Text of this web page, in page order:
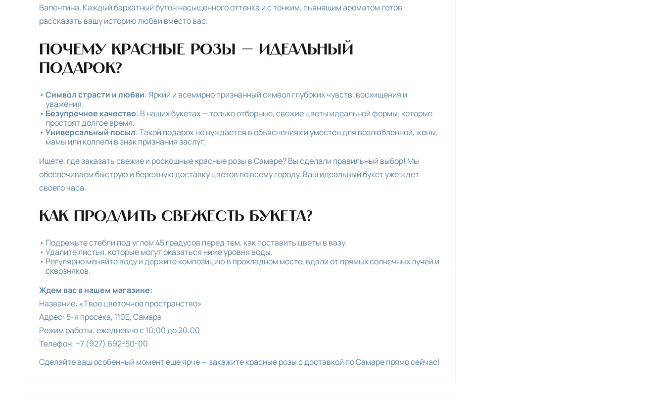
Валентина. Каждый бархатный бутон насыщенного оттенка и с тонким, пьянящим ароматом готов
рассказать вашу историю любви вместо вас.
Почему красные розы — идеальный
подарок?
Символ страсти и любви: Яркий и всемирно признанный символ глубоких чувств, восхищения и
уважения.
Безупречное качество: В наших букетах — только отборные, свежие цветы идеальной формы, которые
простоят долгое время.
Универсальный посыл: Такой подарок не нуждается в объяснениях и уместен для возлюбленной, жены,
мамы или коллеги в знак признания заслуг.
Ищете, где заказать свежие и роскошные красные розы в Самаре? Вы сделали правильный выбор! Мы
обеспечиваем быструю и бережную доставку цветов по всему городу. Ваш идеальный букет уже ждет
своего часа.
Как продлить свежесть букета?
Подрежьте стебли под углом 45 градусов перед тем, как поставить цветы в вазу.
Удалите листья, которые могут оказаться ниже уровня воды.
Регулярно меняйте воду и держите композицию в прохладном месте, вдали от прямых солнечных лучей и
сквозняков.
Ждем вас в нашем магазине:
Название: «Твое цветочное пространство»
Адрес: 5-я просека, 110E, Самара
Режим работы: ежедневно с 10:00 до 20:00
Телефон: +7 (927) 692-50-00
Сделайте ваш особенный момент еще ярче — закажите красные розы с доставкой по Самаре прямо сейчас!